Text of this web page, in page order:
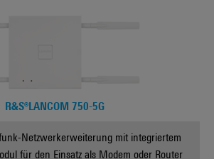
R&S®LANCOM 750-5G
Netzwerkerweiterung mit integriertem
für den Einsatz als Modem oder Router